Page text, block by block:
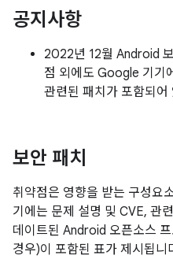
공지사항
2022년 12월 Android
점 외에도 Google 기기
관련된 패치가 포함되어
보안 패치
취약점은 영향을 받는 구성요
기에는 문제 설명 및 CVE, 관
데이트된 Android 오픈소스
경우)이 포함된 표가 제시됩